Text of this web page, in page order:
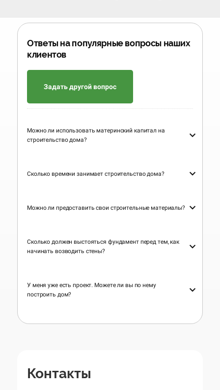
Ответы на популярные вопросы наших
клиентов
Задать другой вопрос
Можно ли использовать материнский капитал на
строительство дома?
Сколько времени занимает строительство дома?
Можно ли предоставить свои строительные материалы?
Сколько должен выстояться фундамент перед тем, как
начинать возводить стены?
У меня уже есть проект. Можете ли вы по нему
построить дом?
Контакты